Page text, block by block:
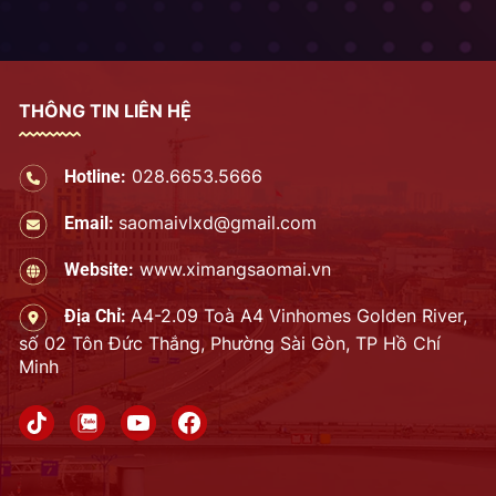
THÔNG TIN LIÊN HỆ
Hotline: 028.6653.5666
Email: saomaivlxd@gmail.com
Website: www.ximangsaomai.vn
Địa Chỉ:A4-2.09 Toà A4 Vinhomes Golden River,
số 02 Tôn Đức Thắng, Phường Sài Gòn, TP Hồ Chí
Minh